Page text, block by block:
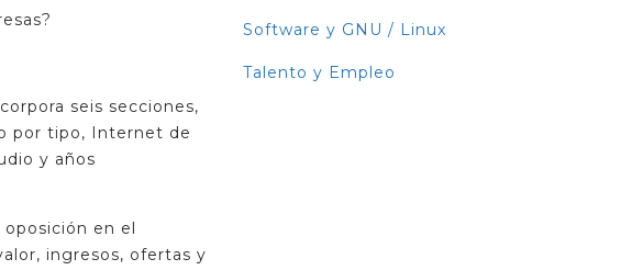
seis secciones,
por tipo, Internet de
y años
oposición en el
ingresos, ofertas y
Software y GNU / Linux
Talento y Empleo